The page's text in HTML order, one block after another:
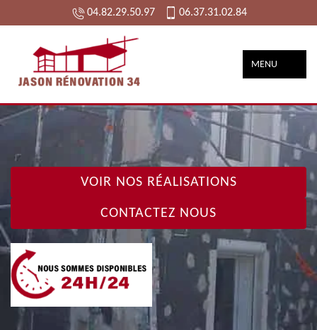
04.82.29.50.97 06.37.31.02.84
MENU
VOIR NOS RÉALISATIONS
CONTACTEZ NOUS